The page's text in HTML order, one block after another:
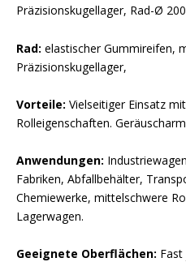
Präzisionskugellager, Rad-Ø
Rad: elastischer Gummireifen,
Präzisionskugellager,
Vorteile: Vielseitiger Einsatz
Rolleigenschaften.
Anwendungen:
Fabriken, Abfallbehälter,
Chemiewerke, mittelschwere
Lagerwagen.
Geeignete Oberflächen: